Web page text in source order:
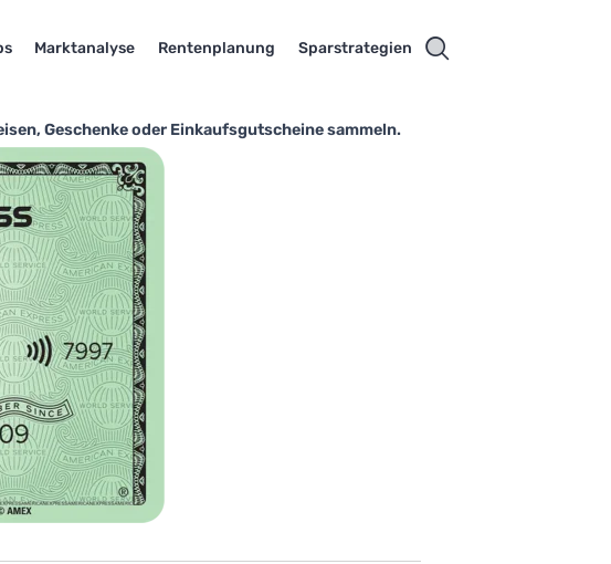
Marktanalyse Rentenplanung Sparstrategien
Geschenke oder Einkaufsgutscheine sammeln.